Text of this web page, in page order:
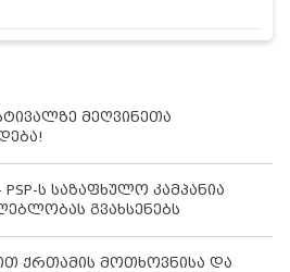
მეღვინეთა
ს საზაფხულო კამპანია
გვახსენებს
ქრთამის მოთხოვნისა და